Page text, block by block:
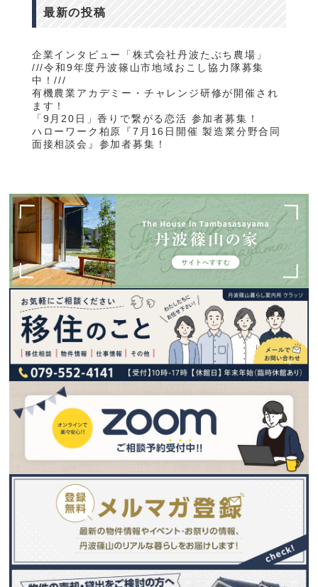
最新の投稿
企業インタビュー「株式会社丹波たぶち農場」
///令和9年度丹波篠山市地域おこし協力隊募集
中！///
有機農業アカデミー・チャレンジ研修が開催され
ます！
「9月20日」香りで繋がる恋活 参加者募集！
ハローワーク柏原『7月16日開催 製造業分野合同
面接相談会』参加者募集！